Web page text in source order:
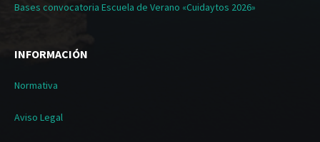
Bases convocatoria Escuela de Verano «Cuidaytos 2026»
INFORMACIÓN
Normativa
Aviso Legal